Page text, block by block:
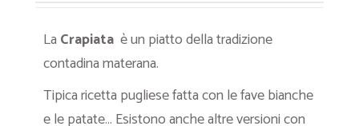
La Crapiata è un piatto della tradizione
contadina materana.
Tipica ricetta pugliese fatta con le fave bianche
e le patate… Esistono anche altre versioni con